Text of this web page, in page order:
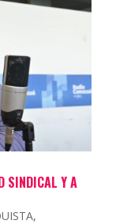
SINDICAL Y A
,